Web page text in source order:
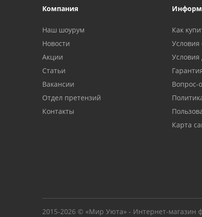
Компания
Наш шоурум
Новости
Акции
Статьи
Вакансии
Отдел претензий
Контакты
Как
Условия
Условия
Вопрос-
Карта
2015-2026 © «Мир Уюта» - Интернет-магазин